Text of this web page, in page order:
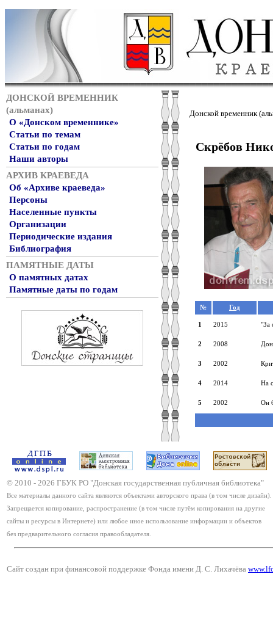
ДОНСКОЙ ВРЕМЕННИК
(альманах)
О «Донском временнике»
Статьи по темам
Статьи по годам
Наши авторы
АРХИВ КРАЕВЕДА
Об «Архиве краеведа»
Персоны
Населенные пункты
Организации
Периодические издания
Библиография
ПАМЯТНЫЕ ДАТЫ
О памятных датах
Памятные даты по годам
Донской временник
Скрёбов
№ Год
1 2015 "За
2 2008
3 2002
4 2014 На
5 2002 Он
© 2010 - 2026 ГБУК РО "Донская государственная публичная библиотека"
Все материалы данного сайта являются объектами авторского права (в том числе дизайн).
Запрещается копирование, распространение (в том числе путём копирования на другие
сайты и ресурсы в Интернете) или любое иное использование информации и объектов
без предварительного согласия правообладателя.
Сайт создан при финансовой поддержке Фонда имени Д. С. Лихачёва